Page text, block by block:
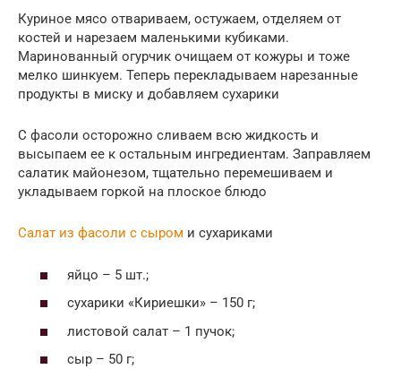
Куриное мясо отвариваем, остужаем, отделяем от
костей и нарезаем маленькими кубиками.
Маринованный огурчик очищаем от кожуры и тоже
мелко шинкуем. Теперь перекладываем нарезанные
продукты в миску и добавляем сухарики
С фасоли осторожно сливаем всю жидкость и
высыпаем ее к остальным ингредиентам. Заправляем
салатик майонезом, тщательно перемешиваем и
укладываем горкой на плоское блюдо
Салат из фасоли с сыром и сухариками
яйцо – 5 шт.;
сухарики «Кириешки» – 150 г;
листовой салат – 1 пучок;
сыр – 50 г;